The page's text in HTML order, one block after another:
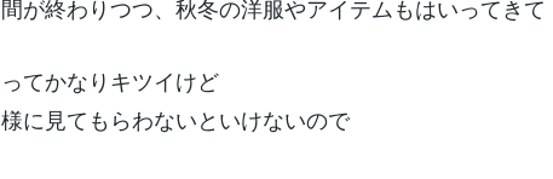
が終わりつつ、秋冬の洋服やアイテムもはいってきて
てかなりキツイけど
に見てもらわないといけないので